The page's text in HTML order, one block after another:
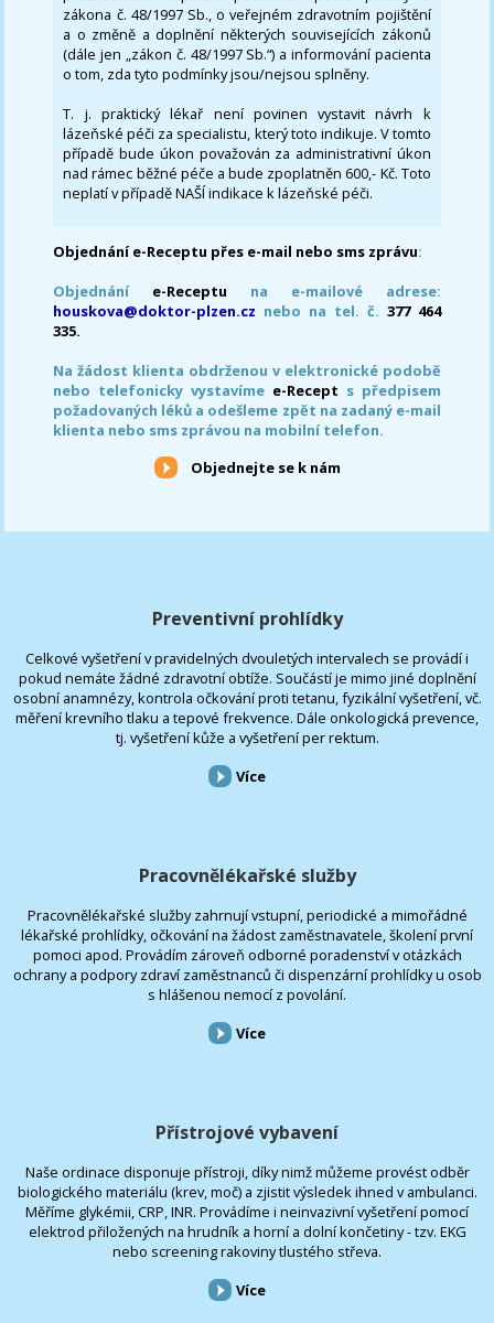
zákona č. 48/1997 Sb., o veřejném zdravotním pojištění
a o změně a doplnění některých souvisejících zákonů
(dále jen „zákon č. 48/1997 Sb.“) a informování pacienta
o tom, zda tyto podmínky jsou/nejsou splněny.
T. j. praktický lékař není povinen vystavit návrh k
lázeňské péči za specialistu, který toto indikuje. V tomto
případě bude úkon považován za administrativní úkon
nad rámec běžné péče a bude zpoplatněn 600,- Kč. Toto
neplatí v případě NAŠÍ indikace k lázeňské péči.
Objednání e-Receptu přes e-mail nebo sms zprávu:
Objednání e-Receptu na e-mailové adrese:
houskova@doktor-plzen.cz nebo na tel. č. 377 464
335.
Na žádost klienta obdrženou v elektronické podobě
nebo telefonicky vystavíme e-Recept s předpisem
požadovaných léků a odešleme zpět na zadaný e-mail
klienta nebo sms zprávou na mobilní telefon.
Objednejte se k nám
Preventivní prohlídky
Celkové vyšetření v pravidelných dvouletých intervalech se provádí i
pokud nemáte žádné zdravotní obtíže. Součástí je mimo jiné doplnění
osobní anamnézy, kontrola očkování proti tetanu, fyzikální vyšetření, vč.
měření krevního tlaku a tepové frekvence. Dále onkologická prevence,
tj. vyšetření kůže a vyšetření per rektum.
Více
Pracovnělékařské služby
Pracovnělékařské služby zahrnují vstupní, periodické a mimořádné
lékařské prohlídky, očkování na žádost zaměstnavatele, školení první
pomoci apod. Provádím zároveň odborné poradenství v otázkách
ochrany a podpory zdraví zaměstnanců či dispenzární prohlídky u osob
s hlášenou nemocí z povolání.
Více
Přístrojové vybavení
Naše ordinace disponuje přístroji, díky nimž můžeme provést odběr
biologického materiálu (krev, moč) a zjistit výsledek ihned v ambulanci.
Měříme glykémii, CRP, INR. Provádíme i neinvazivní vyšetření pomocí
elektrod přiložených na hrudník a horní a dolní končetiny - tzv. EKG
nebo screening rakoviny tlustého střeva.
Více